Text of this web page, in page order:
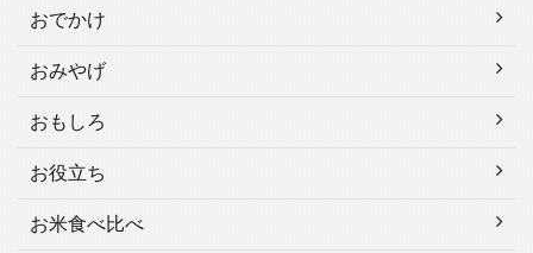
おでかけ
おみやげ
おもしろ
お役立ち
お米食べ比べ